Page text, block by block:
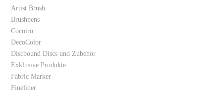
Artist Brush
Brushpens
Cocoiro
DecoColor
Discbound Discs und Zubehör
Exklusive Produkte
Fabric Marker
Fineliner